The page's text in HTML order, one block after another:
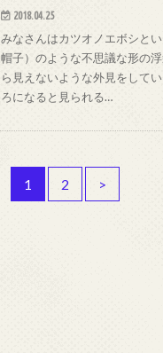
2018.04.25
みなさんはカツオノエボシと
帽子）のような不思議な形の
ら見えないような外見をして
ろになると見られる…
1 2 >